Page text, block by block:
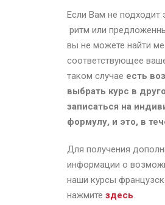
Если Вам не подходит
ритм или
вы не можете найти
соответствующее
таком случае есть
выбрать курс в
записаться на
формулу, и это, в
Для получения
информации о
наши курсы
нажмите здесь.